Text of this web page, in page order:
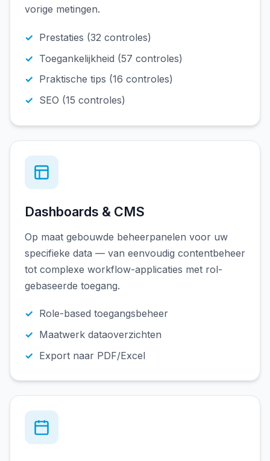
vorige metingen.
Prestaties (32 controles)
Toegankelijkheid (57 controles)
Praktische tips (16 controles)
SEO (15 controles)
Dashboards & CMS
Op maat gebouwde beheerpanelen voor uw
specifieke data — van eenvoudig contentbeheer
tot complexe workflow-applicaties met rol-
gebaseerde toegang.
Role-based toegangsbeheer
Maatwerk dataoverzichten
Export naar PDF/Excel